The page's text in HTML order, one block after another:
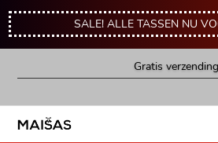
SALE! ALLE TASSEN NU
Gratis verzending